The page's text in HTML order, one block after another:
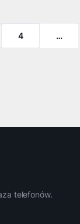
4 …
telefonów.